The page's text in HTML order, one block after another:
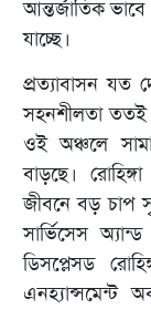
আন্তর্জাতিক
যাচ্ছে।
প্রত্যাবাসন যত
সহনশীলতা
ওই অঞ্চলে
বাড়ছে।
জীবনে বড় চাপ
সার্ভিসেস
ডিসপ্লেসড
এনহ্যান্সমেন্ট